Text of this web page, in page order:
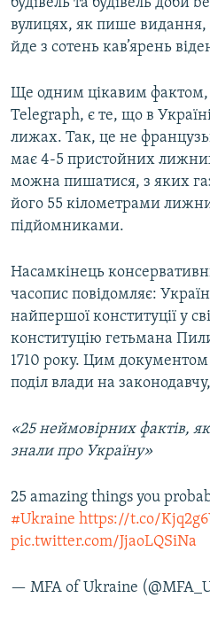
будівель та будівель доби
вулицях, як пише видання,
йде з сотень кав’ярень
Ще одним цікавим
Telegraph, є те, що в
лижах. Так, це не
має 4-5 пристойних
можна пишатися, з яких
його 55 кілометрами
підйомниками.
Насамкінець
часопис повідомляє:
найпершої конституції у
конституцію гетьмана
1710 року. Цим
поділ влади на
«25 неймовірних фактів,
знали про Україну»
25 amazing things you
#Ukraine https://t.co/
pic.twitter.com/JjaoLQSiNa
— MFA of Ukraine